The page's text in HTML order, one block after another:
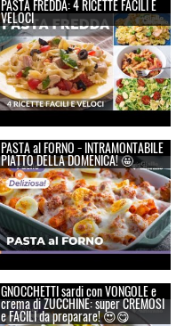
PASTA FREDDA: 4 RICETTE FACILI E
VELOCI
PASTA al FORNO − INTRAMONTABILE
PIATTO DELLA DOMENICA! 🤩
GNOCCHETTI sardi con VONGOLE e
crema di ZUCCHINE: super CREMOSI
e FACILI da preparare! 😍😋